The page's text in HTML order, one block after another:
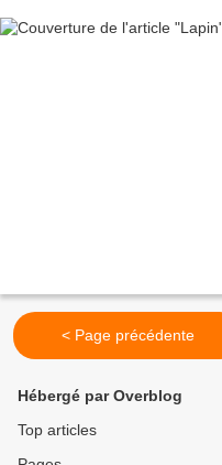
< Page précédente
Hébergé par Overblog
Top articles